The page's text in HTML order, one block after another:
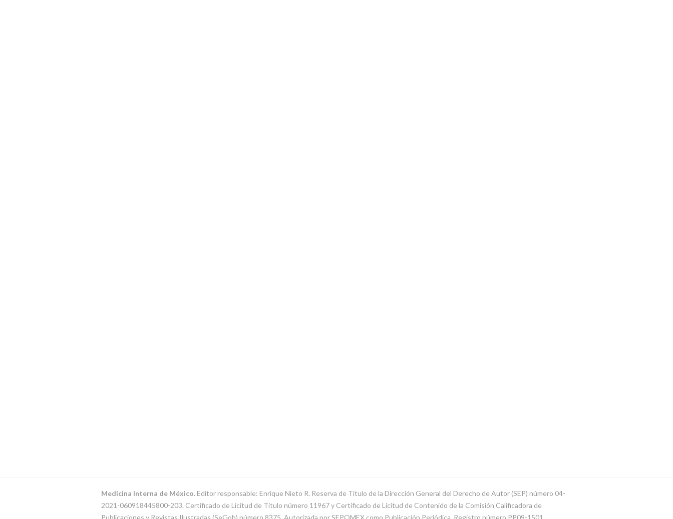
Medicina Interna de México.Editor responsable: Enrique Nieto R. Reserva de Título de la Dirección General del Derecho de Autor (SEP) número 04-
2021-060918445800-203. Certificado de Licitud de Título número 11967 y Certificado de Licitud de Contenido de la Comisión Calificadora de
Publicaciones y Revistas Ilustradas (SeGob) número 8375. Autorizada por SEPOMEX como Publicación Periódica. Registro número PP09-1501.